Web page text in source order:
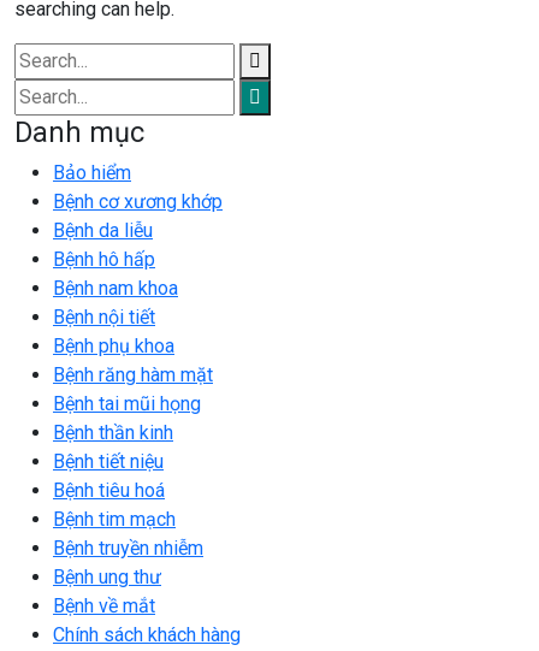
searching can help.
Danh mục
Bảo hiểm
Bệnh cơ xương khớp
Bệnh da liễu
Bệnh hô hấp
Bệnh nam khoa
Bệnh nội tiết
Bệnh phụ khoa
Bệnh răng hàm mặt
Bệnh tai mũi họng
Bệnh thần kinh
Bệnh tiết niệu
Bệnh tiêu hoá
Bệnh tim mạch
Bệnh truyền nhiễm
Bệnh ung thư
Bệnh về mắt
Chính sách khách hàng